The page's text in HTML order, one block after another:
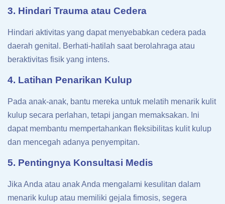
3. Hindari Trauma atau Cedera
Hindari aktivitas yang dapat menyebabkan cedera pada
daerah genital. Berhati-hatilah saat berolahraga atau
beraktivitas fisik yang intens.
4. Latihan Penarikan Kulup
Pada anak-anak, bantu mereka untuk melatih menarik kulit
kulup secara perlahan, tetapi jangan memaksakan. Ini
dapat membantu mempertahankan fleksibilitas kulit kulup
dan mencegah adanya penyempitan.
5. Pentingnya Konsultasi Medis
Jika Anda atau anak Anda mengalami kesulitan dalam
menarik kulup atau memiliki gejala fimosis, segera